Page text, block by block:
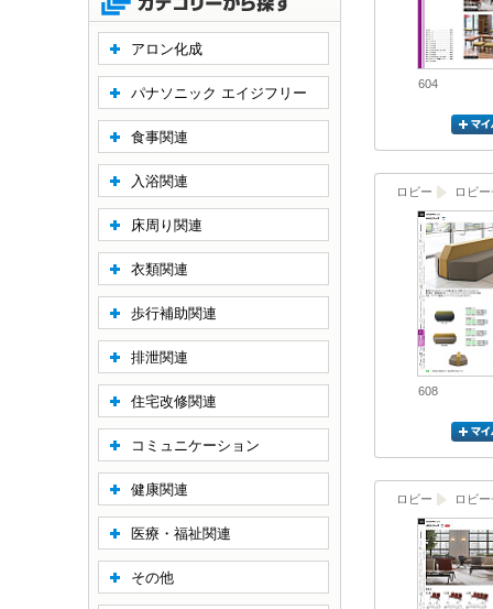
604
ロビー ロビ
608
ロビー ロビ
アロン化成
パナソニック エイジフリー
食事関連
入浴関連
床周り関連
衣類関連
歩行補助関連
排泄関連
住宅改修関連
コミュニケーション
健康関連
医療・福祉関連
その他